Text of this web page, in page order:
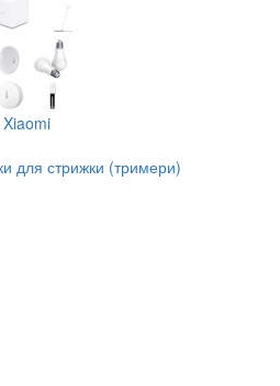
для стрижки (тримери)